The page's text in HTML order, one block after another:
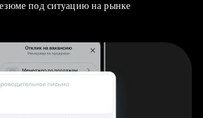
под ситуацию на рынке